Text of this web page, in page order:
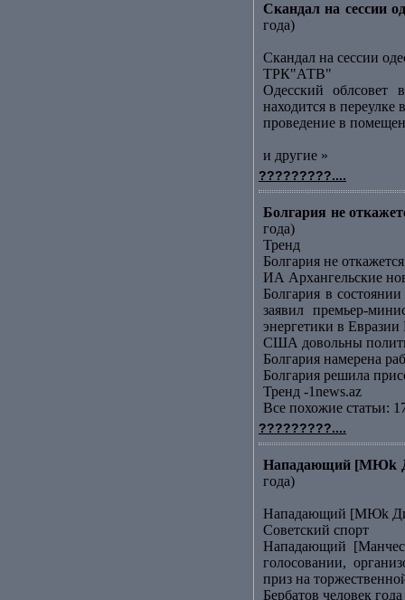
Скандал на сессии
года)
Скандал на сессии
ТРК"АТВ"
Одесский облсовет
находится в
проведение в
и другие »
?????????....
Болгария не
года)
Тренд
Болгария не
ИА Архангельские
Болгария в
заявил премьер-
энергетики в
США довольны
Болгария намерена
Болгария решила
Тренд -1news.az
Все похожие статьи:
?????????....
Нападающий [МЮk
года)
Нападающий [МЮk
Советский спорт
Нападающий
голосовании,
приз на
Бербатов человек